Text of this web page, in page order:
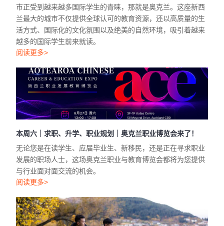
市正受到越来越多国际学生的青睐，那就是奥克兰。这座新西
兰最大的城市不仅提供全球认可的教育资源，还以高质量的生
活方式、国际化的文化氛围以及绝美的自然环境，吸引着越来
越多的国际学生前来就读。
阅读更多>
本周六｜求职、升学、职业规划｜奥克兰职业博览会来了！
无论您是在读学生、应届毕业生、新移民，还是正在寻求职业
发展的职场人士，这场奥克兰职业与教育博览会都将为您提供
与行业面对面交流的机会。
阅读更多>